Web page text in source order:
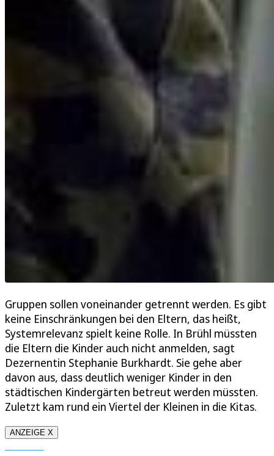
Gruppen sollen voneinander getrennt werden. Es gibt
keine Einschränkungen bei den Eltern, das heißt,
Systemrelevanz spielt keine Rolle. In Brühl müssten
die Eltern die Kinder auch nicht anmelden, sagt
Dezernentin Stephanie Burkhardt. Sie gehe aber
davon aus, dass deutlich weniger Kinder in den
städtischen Kindergärten betreut werden müssten.
Zuletzt kam rund ein Viertel der Kleinen in die Kitas.
ANZEIGE X